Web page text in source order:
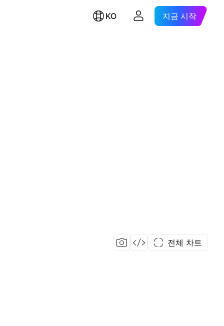
KO 지금 시작
전체 차트